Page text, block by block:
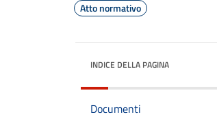
Atto normativo
INDICE DELLA PAGINA
Documenti